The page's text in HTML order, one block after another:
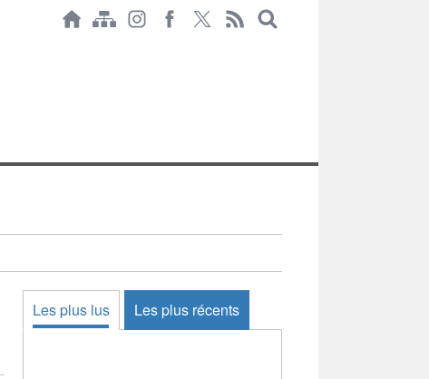
Les plus lus Les plus récents